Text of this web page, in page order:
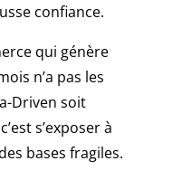
confiance.
qui génère
n’a pas les
Driven soit
s’exposer à
bases fragiles.